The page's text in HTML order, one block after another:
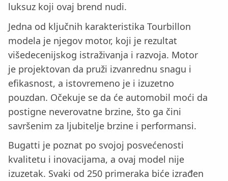
luksuz koji ovaj brend nudi.
Jedna od ključnih karakteristika Tourbillon
modela je njegov motor, koji je rezultat
višedecenijskog istraživanja i razvoja. Motor
je projektovan da pruži izvanrednu snagu i
efikasnost, a istovremeno je i izuzetno
pouzdan. Očekuje se da će automobil moći da
postigne neverovatne brzine, što ga čini
savršenim za ljubitelje brzine i performansi.
Bugatti je poznat po svojoj posvećenosti
kvalitetu i inovacijama, a ovaj model nije
izuzetak. Svaki od 250 primeraka biće izrađen